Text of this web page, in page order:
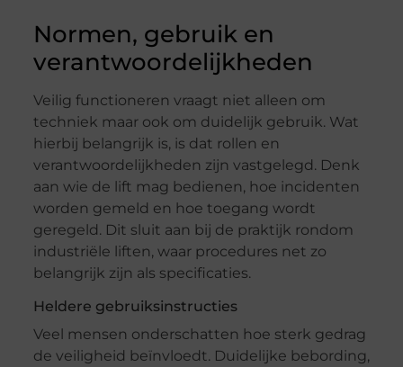
Normen, gebruik en
verantwoordelijkheden
Veilig functioneren vraagt niet alleen om
techniek maar ook om duidelijk gebruik. Wat
hierbij belangrijk is, is dat rollen en
verantwoordelijkheden zijn vastgelegd. Denk
aan wie de lift mag bedienen, hoe incidenten
worden gemeld en hoe toegang wordt
geregeld. Dit sluit aan bij de praktijk rondom
industriële liften, waar procedures net zo
belangrijk zijn als specificaties.
Heldere gebruiksinstructies
Veel mensen onderschatten hoe sterk gedrag
de veiligheid beïnvloedt. Duidelijke bebording,